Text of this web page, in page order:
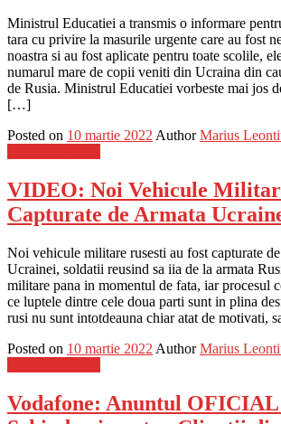
Ministrul Educatiei a transmis o informare
tara cu privire la masurile urgente care au fost
noastra si au fost aplicate pentru toate scolile,
numarul mare de copii veniti din Ucraina din
de Rusia. Ministrul Educatiei vorbeste mai jos
[…]
Posted on 10 martie 2022 Author Marius
VIDEO: Noi Vehicule
Capturate de Armata
Noi vehicule militare rusesti au fost capturate de
Ucrainei, soldatii reusind sa iia de la armata
militare pana in momentul de fata, iar procesul
ce luptele dintre cele doua parti sunt in plina
rusi nu sunt intotdeauna chiar atat de motivati,
Posted on 10 martie 2022 Author Marius
Vodafone: Anuntul OFICIAL